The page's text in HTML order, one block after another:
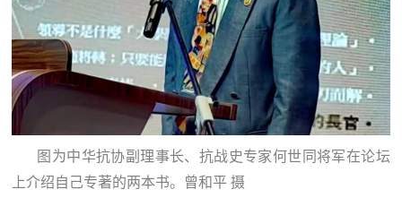
图为中华抗协副理事长、抗战史专家何世同将军在论坛
上介绍自己专著的两本书。曾和平 摄